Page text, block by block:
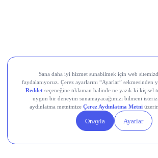
Teknik Analiz Nedir?